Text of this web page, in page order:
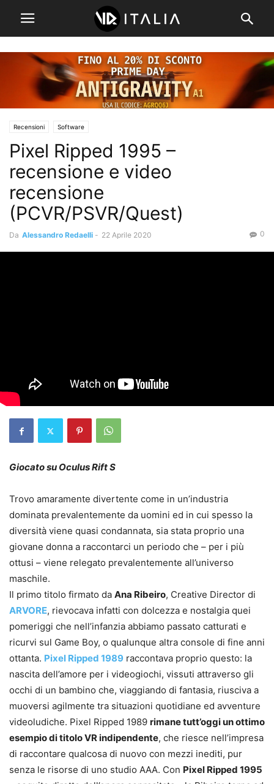
Recensioni Software
Pixel Ripped 1995 –
recensione e video
recensione
(PCVR/PSVR/Quest)
Da Alessandro Redaelli - 22 Aprile 2020 0
Giocato su Oculus Rift S
Trovo amaramente divertente come in un’industria
dominata prevalentemente da uomini ed in cui spesso la
diversità viene quasi condannata, sia stata proprio una
giovane donna a raccontarci un periodo che – per i più
ottusi – viene relegato prevalentemente all’universo
maschile.
Il primo titolo firmato da Ana Ribeiro, Creative Director di
ARVORE, rievocava infatti con dolcezza e nostalgia quei
pomeriggi che nell’infanzia abbiamo passato catturati e
ricurvi sul Game Boy, o qualunque altra console di fine anni
ottanta. Pixel Ripped 1989 raccontava proprio questo: la
nascita dell’amore per i videogiochi, vissuti attraverso gli
occhi di un bambino che, viaggiando di fantasia, riusciva a
muoversi agilmente tra situazioni quotidiane ed avventure
videoludiche. Pixel Ripped 1989 rimane tutt’oggi un ottimo
esempio di titolo VR indipendente, che riesce nell’impresa
di raccontare qualcosa di nuovo con mezzi inediti, pur
senza le risorse di uno studio AAA. Con Pixel Ripped 1995